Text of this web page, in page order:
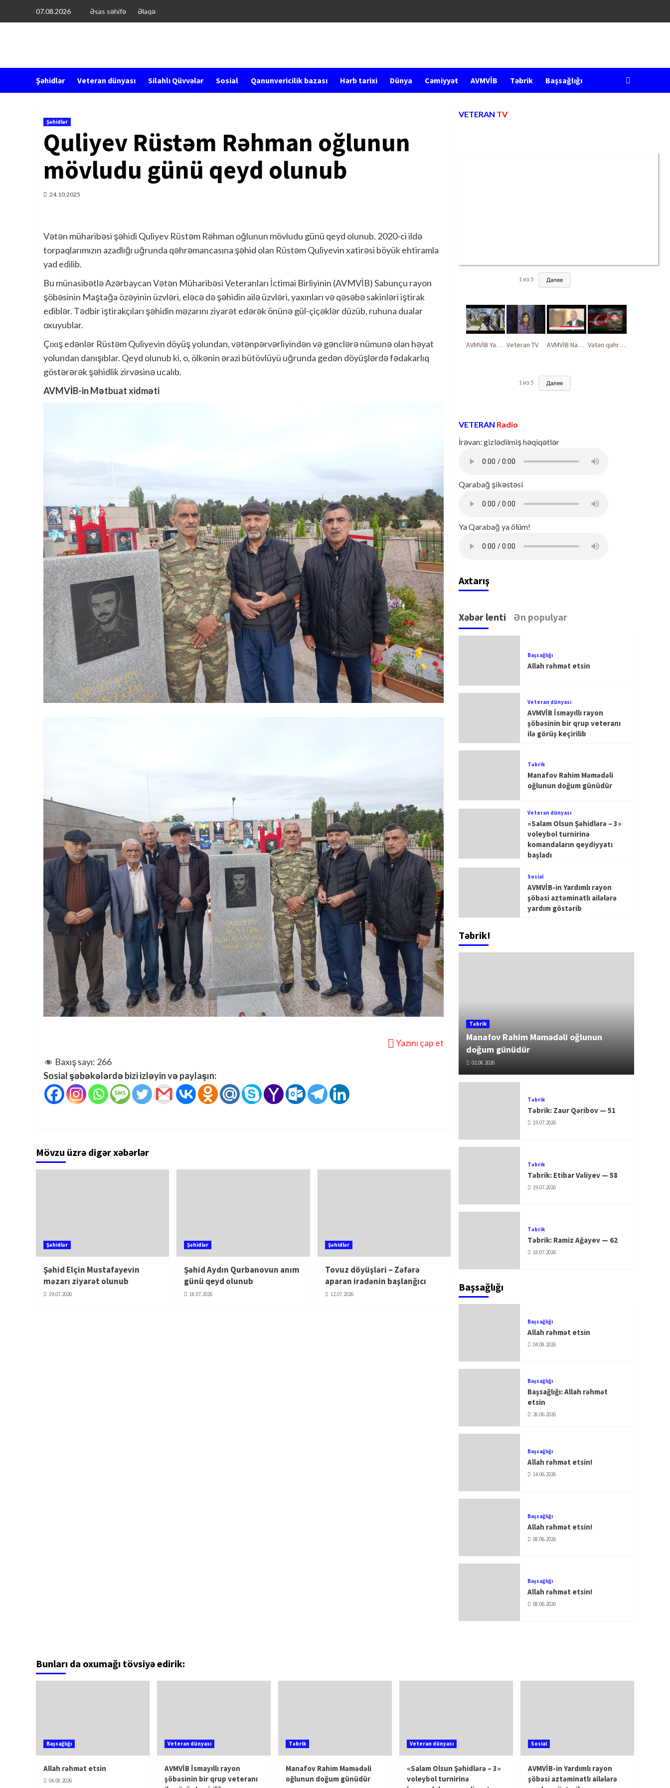
07.08.2026 Əsas səhifə Əlaqə
Şəhidlər Veteran dünyası Silahlı Qüvvələr Sosial Qanunvericilik bazası Hərb tarixi Dünya Cəmiyyət AVMVİB Təbrik Başsağlığı
Şəhidlər
Quliyev Rüstəm Rəhman oğlunun
mövludu günü qeyd olunub
24.10.2025
Vətən müharibəsi şəhidi Quliyev Rüstəm Rəhman oğlunun mövludu günü qeyd olunub. 2020-ci ildə
torpaqlarımızın azadlığı uğrunda qəhrəmancasına şəhid olan Rüstəm Quliyevin xatirəsi böyük ehtiramla
yad edilib.
Bu münasibətlə Azərbaycan Vətən Müharibəsi Veteranları İctimai Birliyinin (AVMVİB) Sabunçu rayon
şöbəsinin Maştağa özəyinin üzvləri, eləcə də şəhidin ailə üzvləri, yaxınları və qəsəbə sakinləri iştirak
ediblər. Tədbir iştirakçıları şəhidin məzarını ziyarət edərək önünə gül-çiçəklər düzüb, ruhuna dualar
oxuyublar.
Çıxış edənlər Rüstəm Quliyevin döyüş yolundan, vətənpərvərliyindən və gənclərə nümunə olan həyat
yolundan danışıblar. Qeyd olunub ki, o, ölkənin ərazi bütövlüyü uğrunda gedən döyüşlərdə fədakarlıq
göstərərək şəhidlik zirvəsinə ucalıb.
AVMVİB-in Mətbuat xidməti
Yazını çap et
Baxış sayı: 266
Sosial şəbəkələrdə bizi izləyin və paylaşın:
Mövzu üzrə digər xəbərlər
Şəhidlər
Şəhid Elçin Mustafayevin
məzarı ziyarət olunub
19.07.2026
Şəhidlər
Şəhid Aydın Qurbanovun anım
günü qeyd olunub
18.07.2026
Şəhidlər
Tovuz döyüşləri – Zəfərə
aparan iradənin başlanğıcı
12.07.2026
VETERAN TV
1 из5 Далее
AVMVİB Yasamal rayon şöbəsinin kollektivi Şəhidlər Xiyabanında Veteran TV AVMVİB Naxçıvan MR təşkilatı şəhidlərimizin xatirəsinə həsr olunmuş tədbir keçirdi Vətən qəhrəmanları ilə ucalır
1 из 5 Далее
VETERAN Radio
İrəvan: gizlədilmiş həqiqətlər
Qarabağ şikəstəsi
Ya Qarabağ ya ölüm!
Axtarış
Xəbər lenti Ən populyar
Başsağlığı
Allah rəhmət etsin
Veteran dünyası
AVMVİB İsmayıllı rayon
şöbəsinin bir qrup veteranı
ilə görüş keçirilib
Təbrik
Manafov Rahim Məmədəli
oğlunun doğum günüdür
Veteran dünyası
«Salam Olsun Şəhidlərə – 3»
voleybol turnirinə
komandaların qeydiyyatı
başladı
Sosial
AVMVİB-in Yardımlı rayon
şöbəsi aztəminatlı ailələrə
yardım göstərib
Təbrik!
Təbrik
Manafov Rahim Məmədəli oğlunun
doğum günüdür
02.08.2026
Təbrik
Təbrik: Zaur Qəribov — 51
19.07.2026
Təbrik
Təbrik: Etibar Vəliyev — 58
19.07.2026
Təbrik
Təbrik: Ramiz Ağayev — 62
18.07.2026
Başsağlığı
Başsağlığı
Allah rəhmət etsin
04.08.2026
Başsağlığı
Başsağlığı: Allah rəhmət
etsin
28.06.2026
Başsağlığı
Allah rəhmət etsin!
14.06.2026
Başsağlığı
Allah rəhmət etsin!
08.06.2026
Başsağlığı
Allah rəhmət etsin!
08.06.2026
Bunları da oxumağı tövsiyə edirik:
Başsağlığı
Allah rəhmət etsin
04.08.2026
Veteran dünyası
AVMVİB İsmayıllı rayon
şöbəsinin bir qrup veteranı
Təbrik
Manafov Rahim Məmədəli
oğlunun doğum günüdür
Veteran dünyası
«Salam Olsun Şəhidlərə – 3»
voleybol turnirinə
Sosial
AVMVİB-in Yardımlı rayon
şöbəsi aztəminatlı ailələrə